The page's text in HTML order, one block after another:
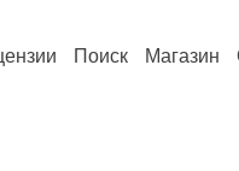
Поиск Магазин